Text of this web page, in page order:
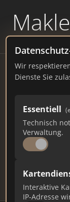
powered by
Wir
Dienste Sie
Essentiell
Technisch
Verwaltung.
Interaktive
IP-Adresse
BRANDENBURG
78
Makler